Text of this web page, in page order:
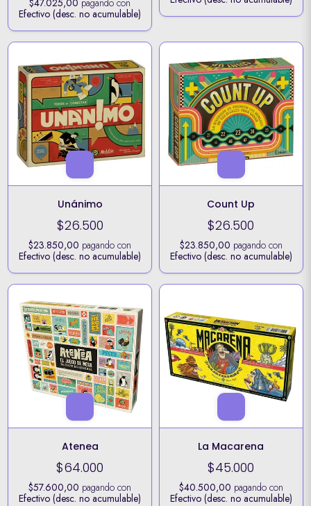
$47.025,00 pagando con
Efectivo (desc. no acumulable)
Unánimo
$26.500
$23.850,00 pagando con
Efectivo (desc. no acumulable)
Count Up
$26.500
$23.850,00 pagando con
Efectivo (desc. no acumulable)
Atenea
$64.000
$57.600,00 pagando con
Efectivo (desc. no acumulable)
La Macarena
$45.000
$40.500,00 pagando con
Efectivo (desc. no acumulable)